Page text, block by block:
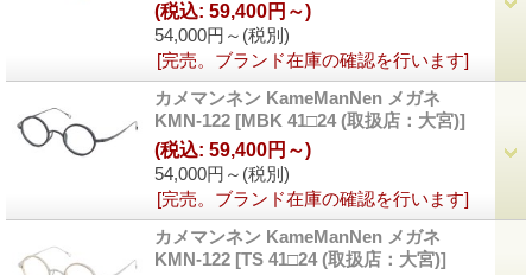
54,000円～ (税別)
(税込: 59,400円～)
[完売。ブランド在庫の確認を行います]
カメマンネン KameManNen メガネ
KMN-122 [MBK 41□24 (取扱店：大宮)]
54,000円～ (税別)
(税込: 59,400円～)
[完売。ブランド在庫の確認を行います]
カメマンネン KameManNen メガネ
KMN-122 [TS 41□24 (取扱店：大宮)]